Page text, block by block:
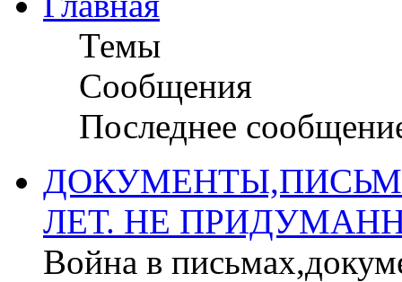
Темы
Сообщения
Последнее
ЛЕТ. НЕ
Война в